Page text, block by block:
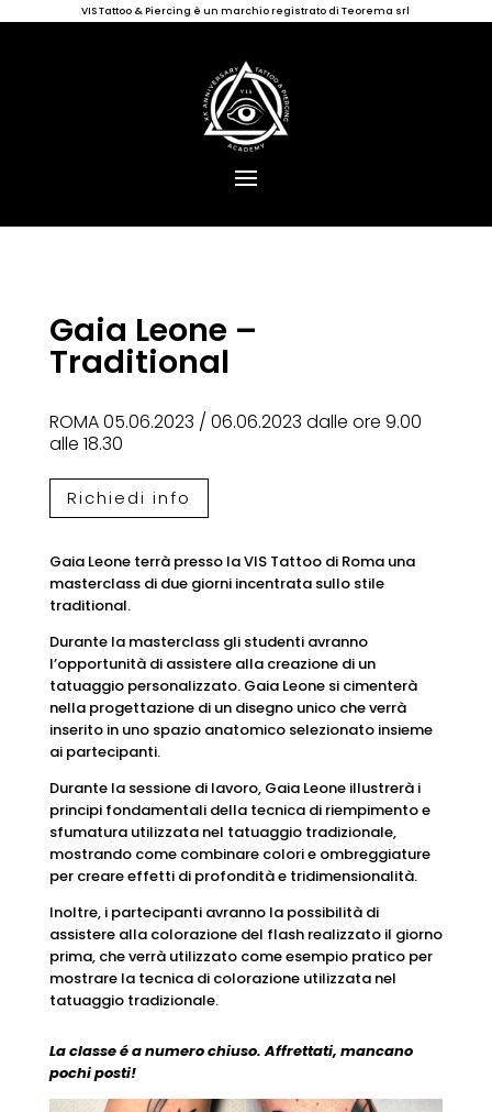
VIS Tattoo & Piercing è un marchio registrato di Teorema srl
Gaia Leone –
Traditional
ROMA 05.06.2023 / 06.06.2023 dalle ore 9.00
alle 18.30
Richiedi info
Gaia Leone terrà presso la VIS Tattoo di Roma una
masterclass di due giorni incentrata sullo stile
traditional.
Durante la masterclass gli studenti avranno
l’opportunità di assistere alla creazione di un
tatuaggio personalizzato. Gaia Leone si cimenterà
nella progettazione di un disegno unico che verrà
inserito in uno spazio anatomico selezionato insieme
ai partecipanti.
Durante la sessione di lavoro, Gaia Leone illustrerà i
principi fondamentali della tecnica di riempimento e
sfumatura utilizzata nel tatuaggio tradizionale,
mostrando come combinare colori e ombreggiature
per creare effetti di profondità e tridimensionalità.
Inoltre, i partecipanti avranno la possibilità di
assistere alla colorazione del flash realizzato il giorno
prima, che verrà utilizzato come esempio pratico per
mostrare la tecnica di colorazione utilizzata nel
tatuaggio tradizionale.
La classe é a numero chiuso.Affrettati, mancano
pochi posti!